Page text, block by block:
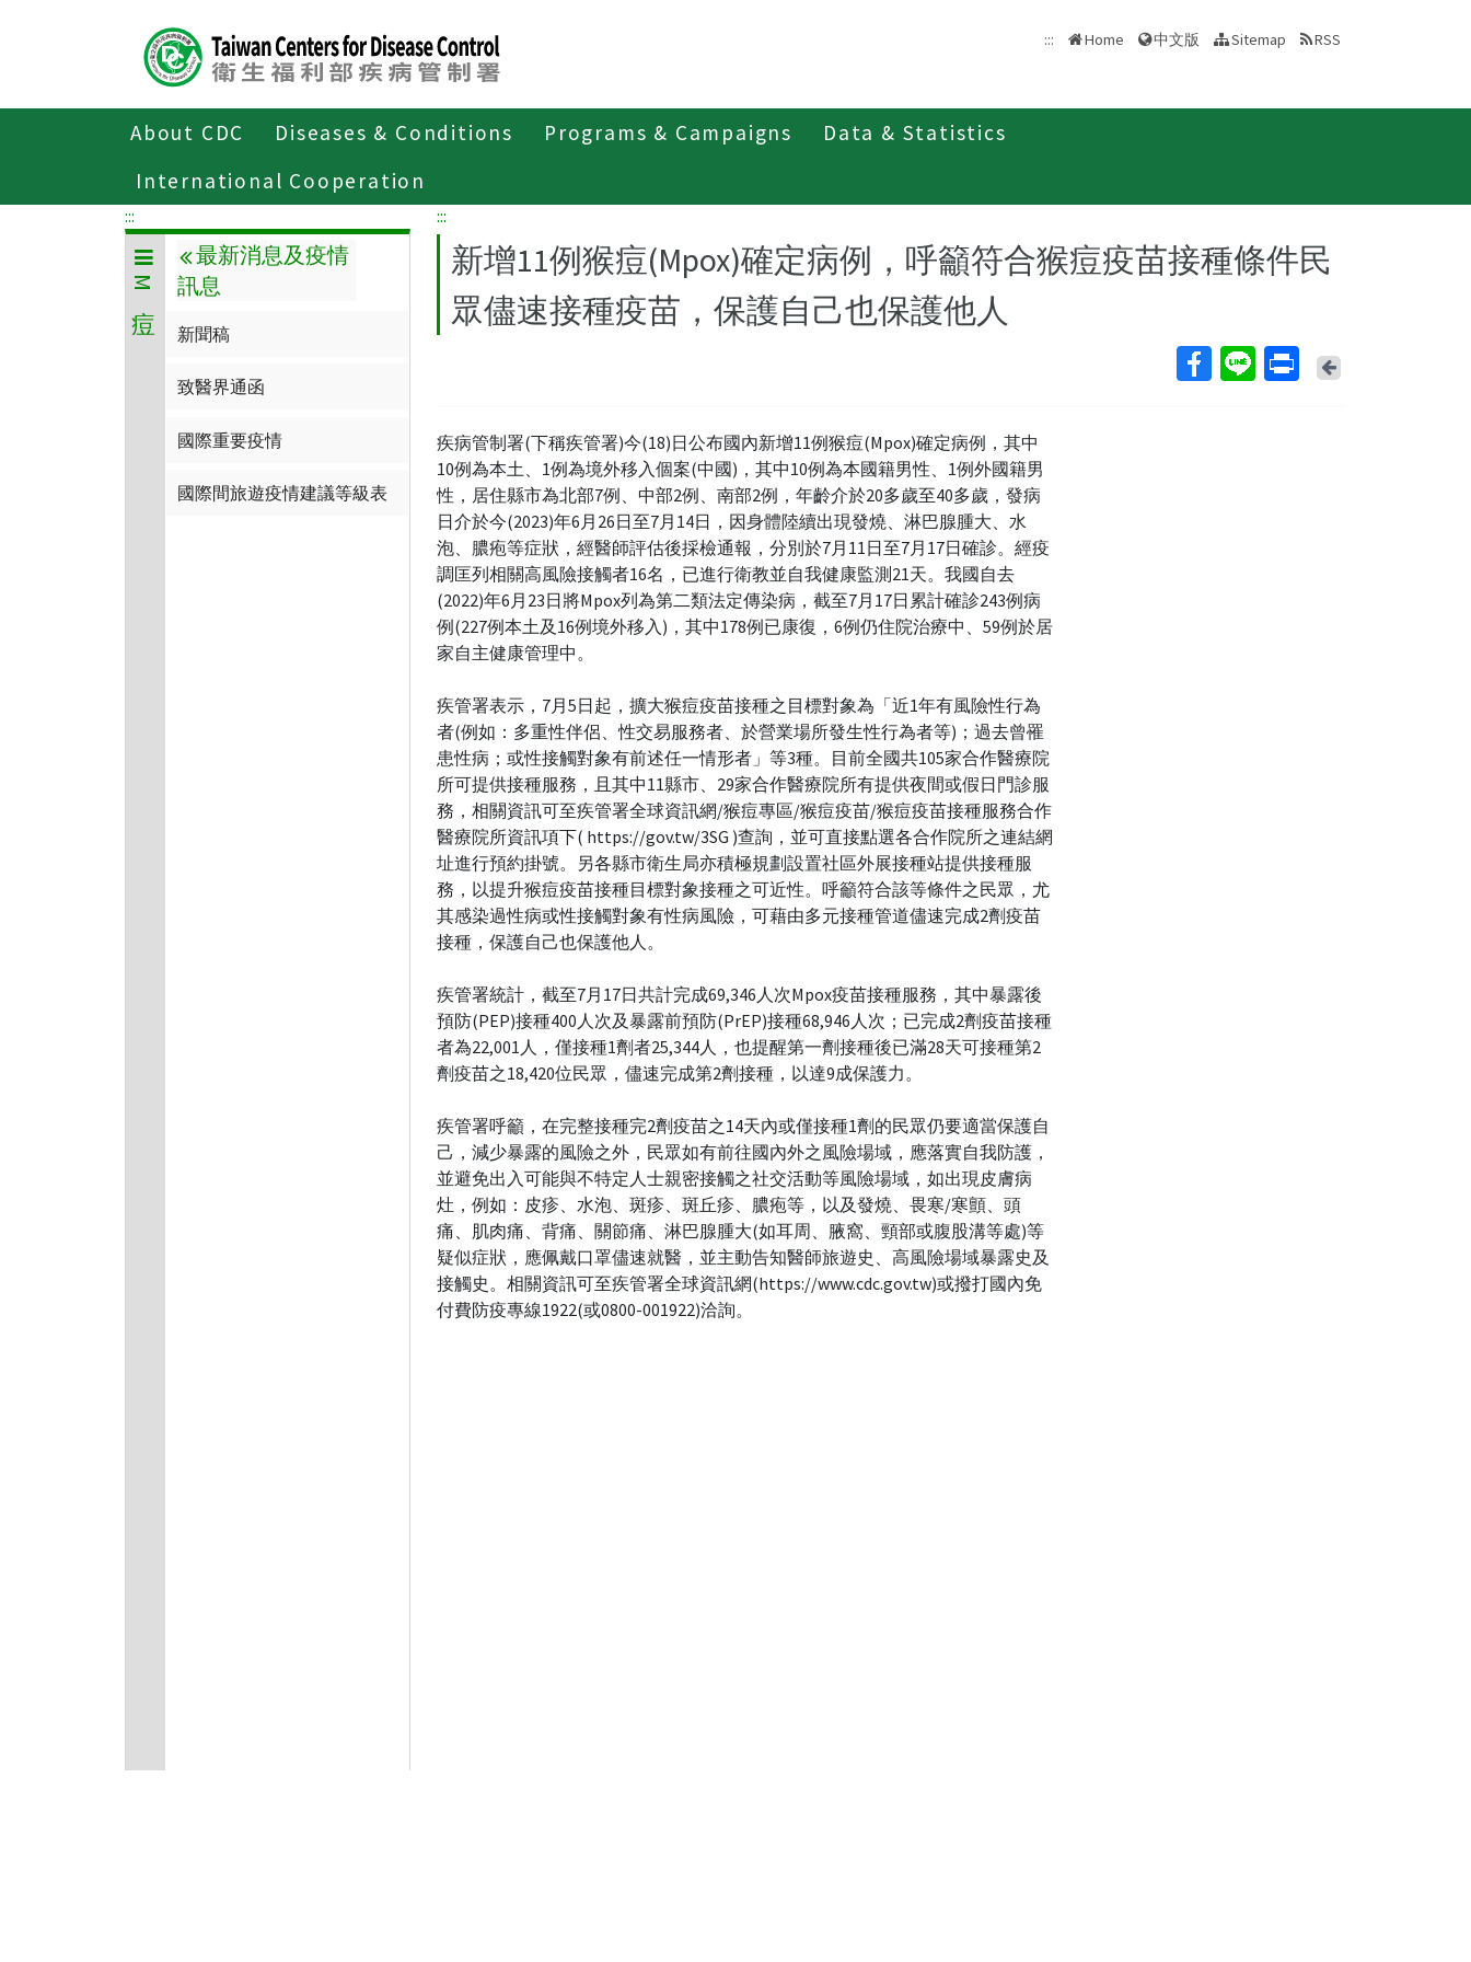
::: Home 中文版 Sitemap RSS
About CDC Diseases & Conditions Programs & Campaigns
Data & Statistics
International Cooperation
傳染病與防疫專題
:::
M痘
最新消息及疫情
訊息
新聞稿
致醫界通函
國際重要疫情
國際間旅遊疫情建議等級表
:::
新增11例猴痘(Mpox)確定病例，呼籲符合猴痘疫苗接種條件民
眾儘速接種疫苗，保護自己也保護他人
Back
疾病管制署(下稱疾管署)今(18)日公布國內新增11例猴痘(Mpox)確定病例，其中
10例為本土、1例為境外移入個案(中國)，其中10例為本國籍男性、1例外國籍男
性，居住縣市為北部7例、中部2例、南部2例，年齡介於20多歲至40多歲，發病
日介於今(2023)年6月26日至7月14日，因身體陸續出現發燒、淋巴腺腫大、水
泡、膿疱等症狀，經醫師評估後採檢通報，分別於7月11日至7月17日確診。經疫
調匡列相關高風險接觸者16名，已進行衛教並自我健康監測21天。我國自去
(2022)年6月23日將Mpox列為第二類法定傳染病，截至7月17日累計確診243例病
例(227例本土及16例境外移入)，其中178例已康復，6例仍住院治療中、59例於居
家自主健康管理中。
疾管署表示，7月5日起，擴大猴痘疫苗接種之目標對象為「近1年有風險性行為
者(例如：多重性伴侶、性交易服務者、於營業場所發生性行為者等)；過去曾罹
患性病；或性接觸對象有前述任一情形者」等3種。目前全國共105家合作醫療院
所可提供接種服務，且其中11縣市、29家合作醫療院所有提供夜間或假日門診服
務，相關資訊可至疾管署全球資訊網/猴痘專區/猴痘疫苗/猴痘疫苗接種服務合作
醫療院所資訊項下( https://gov.tw/3SG )查詢，並可直接點選各合作院所之連結網
址進行預約掛號。另各縣市衛生局亦積極規劃設置社區外展接種站提供接種服
務，以提升猴痘疫苗接種目標對象接種之可近性。呼籲符合該等條件之民眾，尤
其感染過性病或性接觸對象有性病風險，可藉由多元接種管道儘速完成2劑疫苗
接種，保護自己也保護他人。
疾管署統計，截至7月17日共計完成69,346人次Mpox疫苗接種服務，其中暴露後
預防(PEP)接種400人次及暴露前預防(PrEP)接種68,946人次；已完成2劑疫苗接種
者為22,001人，僅接種1劑者25,344人，也提醒第一劑接種後已滿28天可接種第2
劑疫苗之18,420位民眾，儘速完成第2劑接種，以達9成保護力。
疾管署呼籲，在完整接種完2劑疫苗之14天內或僅接種1劑的民眾仍要適當保護自
己，減少暴露的風險之外，民眾如有前往國內外之風險場域，應落實自我防護，
並避免出入可能與不特定人士親密接觸之社交活動等風險場域，如出現皮膚病
灶，例如：皮疹、水泡、斑疹、斑丘疹、膿疱等，以及發燒、畏寒/寒顫、頭
痛、肌肉痛、背痛、關節痛、淋巴腺腫大(如耳周、腋窩、頸部或腹股溝等處)等
疑似症狀，應佩戴口罩儘速就醫，並主動告知醫師旅遊史、高風險場域暴露史及
接觸史。相關資訊可至疾管署全球資訊網(https://www.cdc.gov.tw)或撥打國內免
付費防疫專線1922(或0800-001922)洽詢。